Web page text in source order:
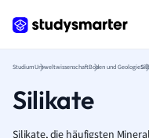
StudiumUmweltwissenschaftBoden und Geologie
Silikate
Silikate, die häufigsten